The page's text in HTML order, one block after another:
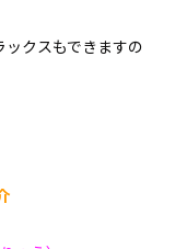
クスもできますの